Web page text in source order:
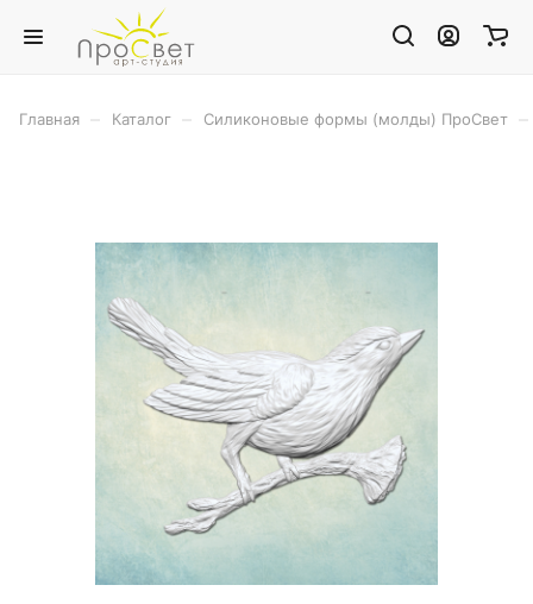
Главная Каталог Силиконовые формы (молды) ПроСвет